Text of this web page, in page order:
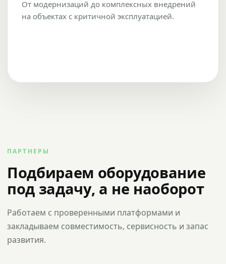
От модернизаций до комплексных внедрений
на объектах с критичной эксплуатацией.
ПАРТНЕРЫ
Подбираем оборудование
под задачу, а не наоборот
Работаем с проверенными платформами и
закладываем совместимость, сервисность и запас
развития.